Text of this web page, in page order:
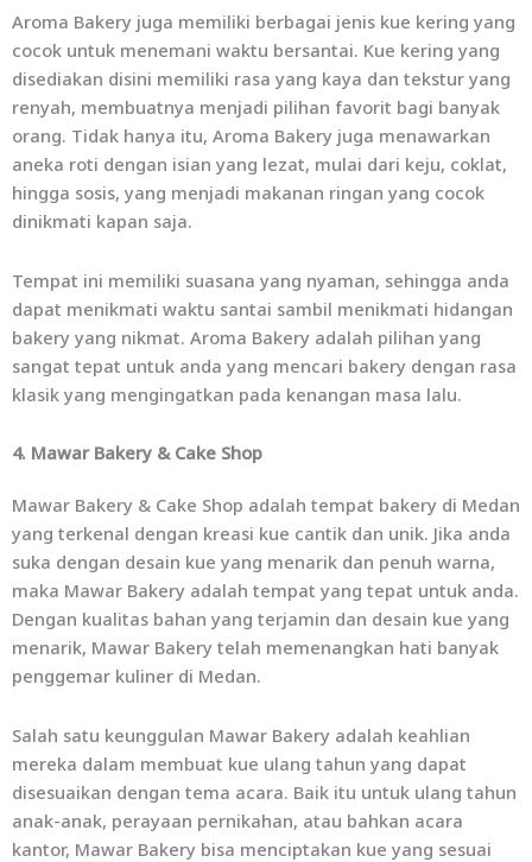
Aroma Bakery juga memiliki berbagai jenis kue kering yang
cocok untuk menemani waktu bersantai. Kue kering yang
disediakan disini memiliki rasa yang kaya dan tekstur yang
renyah, membuatnya menjadi pilihan favorit bagi banyak
orang. Tidak hanya itu, Aroma Bakery juga menawarkan
aneka roti dengan isian yang lezat, mulai dari keju, coklat,
hingga sosis, yang menjadi makanan ringan yang cocok
dinikmati kapan saja.
Tempat ini memiliki suasana yang nyaman, sehingga anda
dapat menikmati waktu santai sambil menikmati hidangan
bakery yang nikmat. Aroma Bakery adalah pilihan yang
sangat tepat untuk anda yang mencari bakery dengan rasa
klasik yang mengingatkan pada kenangan masa lalu.
4. Mawar Bakery & Cake Shop
Mawar Bakery & Cake Shop adalah tempat bakery di Medan
yang terkenal dengan kreasi kue cantik dan unik. Jika anda
suka dengan desain kue yang menarik dan penuh warna,
maka Mawar Bakery adalah tempat yang tepat untuk anda.
Dengan kualitas bahan yang terjamin dan desain kue yang
menarik, Mawar Bakery telah memenangkan hati banyak
penggemar kuliner di Medan.
Salah satu keunggulan Mawar Bakery adalah keahlian
mereka dalam membuat kue ulang tahun yang dapat
disesuaikan dengan tema acara. Baik itu untuk ulang tahun
anak-anak, perayaan pernikahan, atau bahkan acara
kantor, Mawar Bakery bisa menciptakan kue yang sesuai